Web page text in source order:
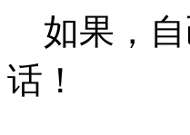
如果，自
话！